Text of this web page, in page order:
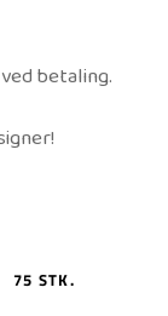
betaling.
75 STK.